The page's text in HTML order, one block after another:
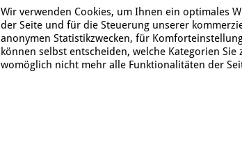
*
warme
Wir verwenden Cookies, um Ihnen ein optimales
der Seite und für die Steuerung unserer
anonymen Statistikzwecken, für
können selbst entscheiden, welche Kategorien
womöglich nicht mehr alle Funktionalitäten der